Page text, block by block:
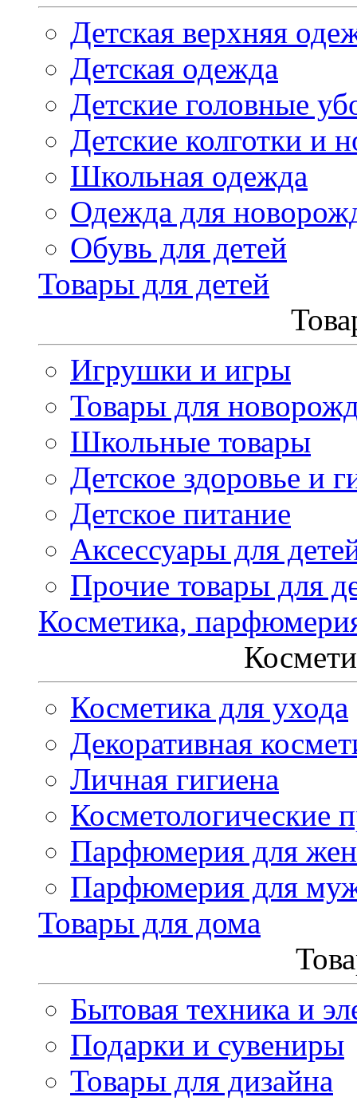
Детская верхняя
Детская одежда
Детские головные
Детские колготки и
Школьная одежда
Одежда для
Обувь для детей
Товары для детей
Игрушки и игры
Товары для
Школьные товары
Детское здоровье и
Детское питание
Аксессуары для
Прочие товары для
Косметика,
Косметика для ухода
Декоративная
Личная гигиена
Косметологические
Парфюмерия для
Парфюмерия для
Товары для дома
Бытовая техника и
Подарки и сувениры
Товары для дизайна